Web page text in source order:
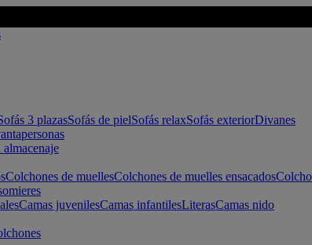
3 plazasSofás de pielSofás relaxSofás exteriorDivanes
Colchones de muellesColchones de muelles ensacados
Camas juvenilesCamas infantilesLiterasCamas nido